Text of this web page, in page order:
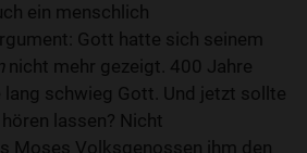
ein menschlich
Gott hatte sich seinem
nicht mehr gezeigt. 400 Jahre
lang schwieg Gott. Und jetzt sollte
lassen? Nicht
Moses Volksgenossen ihm den